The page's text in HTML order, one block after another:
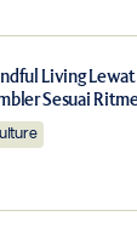
Living
Sesuai